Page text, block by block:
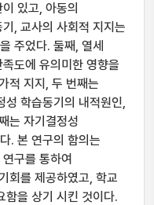
있고, 아동의
, 교사의 사회적 지지는
주었다. 둘째, 열세
도에 유의미한 영향을
적 지지, 두 번째는
성 학습동기의 내적원인,
는 자기결정성
. 본 연구의 함의는
구를 통하여
회를 제공하였고, 학교
함을 상기 시킨 것이다.